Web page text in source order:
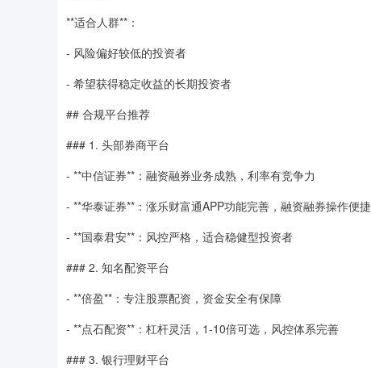
**适合人群**：
- 风险偏好较低的投资者
- 希望获得稳定收益的长期投资者
## 合规平台推荐
### 1. 头部券商平台
- **中信证券**：融资融券业务成熟，利率有竞争力
- **华泰证券**：涨乐财富通APP功能完善，融资融券操作便捷
- **国泰君安**：风控严格，适合稳健型投资者
### 2. 知名配资平台
- **倍盈**：专注股票配资，资金安全有保障
- **点石配资**：杠杆灵活，1-10倍可选，风控体系完善
### 3. 银行理财平台